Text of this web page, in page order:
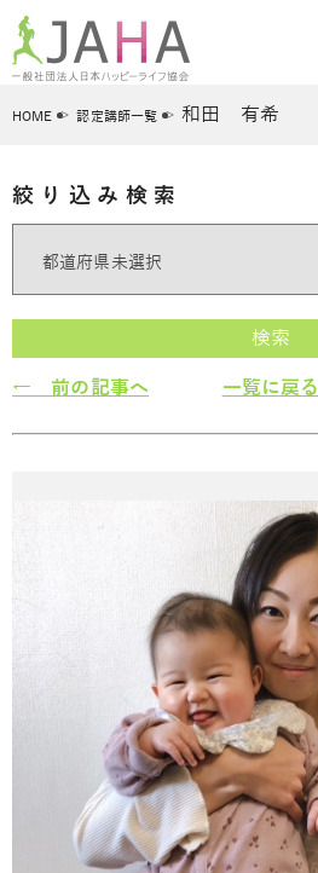
HOME 認定講師一覧 和田 有希
絞り込み検索
検索
← 前の記事へ 一覧に戻る